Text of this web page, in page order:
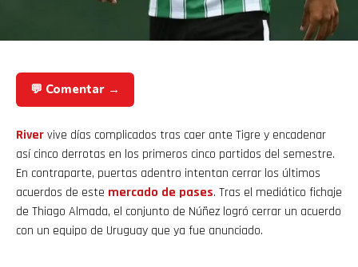
💬 Comentar →
Rivervive días complicados tras caer ante Tigre y encadenar
así cinco derrotas en los primeros cinco partidos del semestre.
En contraparte, puertas adentro intentan cerrar los últimos
acuerdos de este mercado de pases. Tras el mediático fichaje
de Thiago Almada, el conjunto de Núñez logró cerrar un acuerdo
con un equipo de Uruguay que ya fue anunciado.